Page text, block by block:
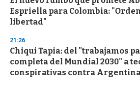
Espriella para Colombia:
libertad"
21:26
Chiqui Tapia: del "trabajamos
completa del Mundial 2030" a
conspirativas contra